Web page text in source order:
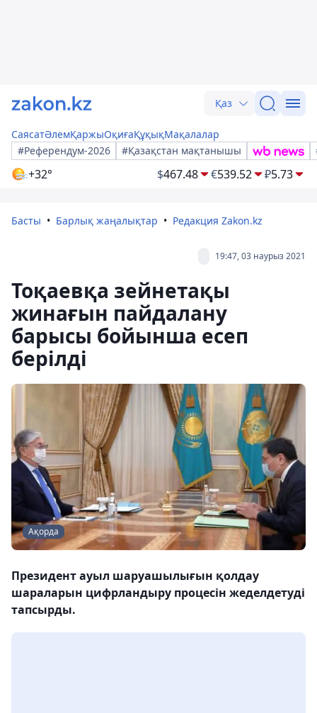
Қаз
СаясатӘлемҚаржыОқиғаҚұқықМақалалар
#Референдум-2026
#Қазақстан мақтанышы
+32° $467.48 €539.52 ₽5.73
Басты Барлық жаңалықтар Редакция Zakon.kz
19:47, 03 наурыз 2021
Тоқаевқа зейнетақы
жинағын пайдалану
барысы бойынша есеп
берілді
Ақорда
Президент ауыл шаруашылығын қолдау
шараларын цифрландыру процесін жеделдетуді
тапсырды.